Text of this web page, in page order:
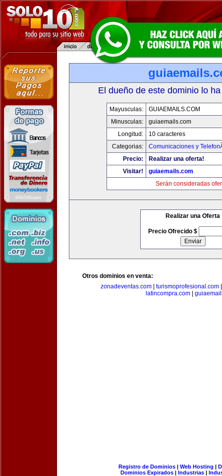
El dueño de este dominio lo
Mayusculas:
GUIAEMAILS.COM
Minusculas:
guiaemails.com
Longitud:
10 caracteres
Categorias:
Comunicaciones y
Precio:
Realizar una oferta!
Visitar!
guiaemails.com
Serán consideradas
Realizar una Oferta
Precio Ofrecido $
Otros dominios en venta:
zonadeventas.com| turismoprofesional.com
latincompra.com|
Registro de Dominios| Web Hosting |
Dominios Expirados | Industrias |